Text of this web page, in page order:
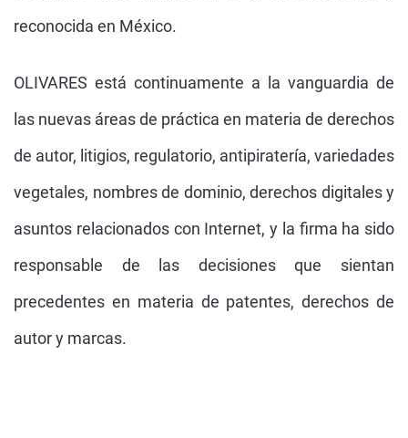
reconocida en México.
OLIVARES está continuamente a la vanguardia de
las nuevas áreas de práctica en materia de derechos
de autor, litigios, regulatorio, antipiratería, variedades
vegetales, nombres de dominio, derechos digitales y
asuntos relacionados con Internet, y la firma ha sido
responsable de las decisiones que sientan
precedentes en materia de patentes, derechos de
autor y marcas.